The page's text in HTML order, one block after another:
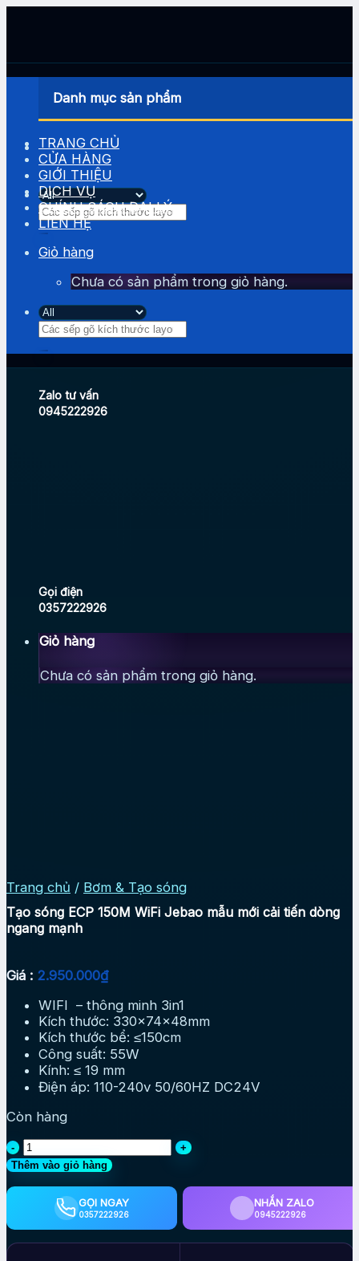
Tìm
kiếm:
Zalo tư vấn
0945222926
Gọi điện
0357222926
Giỏ hàng
Chưa có sản phẩm trong giỏ hàng.
Danh mục sản phẩm
TRANG CHỦ
CỬA HÀNG
GIỚI THIỆU
DỊCH VỤ
CHÍNH SÁCH ĐẠI LÝ
LIÊN HỆ
Giỏ hàng
Chưa có sản phẩm trong giỏ hàng.
Tìm
kiếm:
Trang chủ / Bơm & Tạo sóng
Tạo sóng ECP 150M WiFi Jebao mẫu mới cải tiến dòng
ngang mạnh
Giá : 2.950.000₫
WIFI – thông minh 3in1
Kích thước: 330x74x48mm
Kích thước bể: ≤150cm
Công suất: 55W
Kính: ≤ 19 mm
Điện áp: 110-240v 50/60HZ DC24V
Còn hàng
Tạo
sóng
ECP
mẫu
Thêm vào giỏ hàng
GỌI NGAY
0357222926
NHẮN ZALO
0945222926